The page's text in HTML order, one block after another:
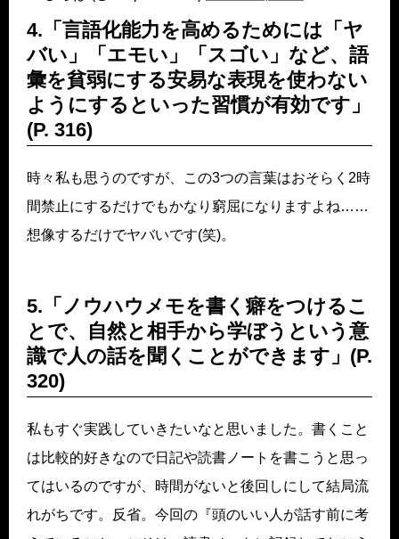
4.「言語化能力を高めるためには「ヤ
バい」「エモい」「スゴい」など、語
彙を貧弱にする安易な表現を使わない
ようにするといった習慣が有効です」
(P. 316)
時々私も思うのですが、この3つの言葉はおそらく2時
間禁止にするだけでもかなり窮屈になりますよね……
想像するだけでヤバいです(笑)。
5.「ノウハウメモを書く癖をつけるこ
とで、自然と相手から学ぼうという意
識で人の話を聞くことができます」(P.
320)
私もすぐ実践していきたいなと思いました。書くこと
は比較的好きなので日記や読書ノートを書こうと思っ
てはいるのですが、時間がないと後回しにして結局流
れがちです。反省。今回の『頭のいい人が話す前に考